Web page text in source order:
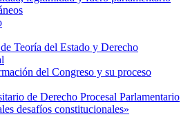
Teoría del Estado y Derecho
del Congreso y su proceso
de Derecho Procesal Parlamentario
desafíos constitucionales»